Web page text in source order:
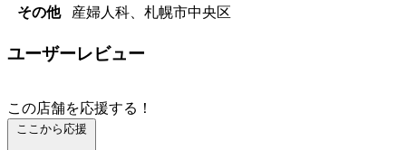
その他
産婦人科、札幌市中央区
ユーザーレビュー
この店舗を応援する！
ここから応援